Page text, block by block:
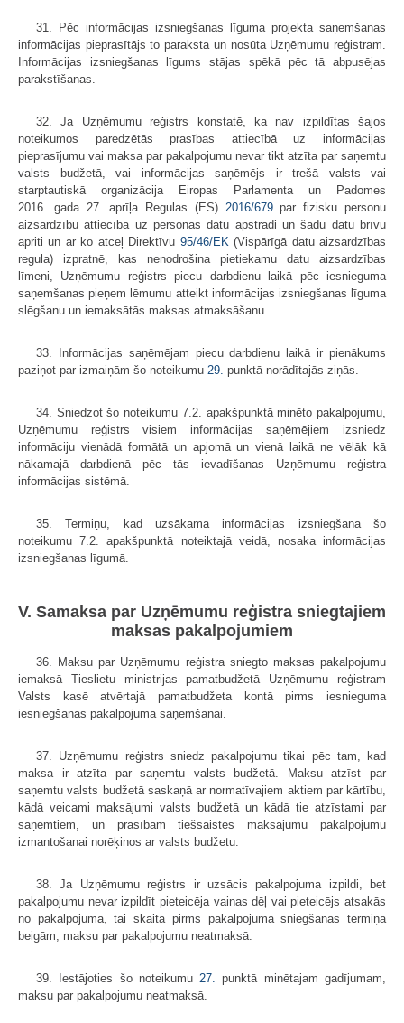
31. Pēc informācijas izsniegšanas līguma projekta saņemšanas
informācijas pieprasītājs to paraksta un nosūta Uzņēmumu reģistram.
Informācijas izsniegšanas līgums stājas spēkā pēc tā abpusējas
parakstīšanas.
32. Ja Uzņēmumu reģistrs konstatē, ka nav izpildītas šajos
noteikumos paredzētās prasības attiecībā uz informācijas
pieprasījumu vai maksa par pakalpojumu nevar tikt atzīta par saņemtu
valsts budžetā, vai informācijas saņēmējs ir trešā valsts vai
starptautiskā organizācija Eiropas Parlamenta un Padomes
2016. gada 27. aprīļa Regulas (ES) 2016/679par fizisku personu
aizsardzību attiecībā uz personas datu apstrādi un šādu datu brīvu
apriti un ar ko atceļ Direktīvu 95/46/EK (Vispārīgā datu aizsardzības
regula) izpratnē, kas nenodrošina pietiekamu datu aizsardzības
līmeni, Uzņēmumu reģistrs piecu darbdienu laikā pēc iesnieguma
saņemšanas pieņem lēmumu atteikt informācijas izsniegšanas līguma
slēgšanu un iemaksātās maksas atmaksāšanu.
33. Informācijas saņēmējam piecu darbdienu laikā ir pienākums
paziņot par izmaiņām šo noteikumu 29. punktā norādītajās ziņās.
34. Sniedzot šo noteikumu 7.2. apakšpunktā minēto pakalpojumu,
Uzņēmumu reģistrs visiem informācijas saņēmējiem izsniedz
informāciju vienādā formātā un apjomā un vienā laikā ne vēlāk kā
nākamajā darbdienā pēc tās ievadīšanas Uzņēmumu reģistra
informācijas sistēmā.
35. Termiņu, kad uzsākama informācijas izsniegšana šo
noteikumu 7.2. apakšpunktā noteiktajā veidā, nosaka informācijas
izsniegšanas līgumā.
V. Samaksa par Uzņēmumu reģistra sniegtajiem
maksas pakalpojumiem
36. Maksu par Uzņēmumu reģistra sniegto maksas pakalpojumu
iemaksā Tieslietu ministrijas pamatbudžetā Uzņēmumu reģistram
Valsts kasē atvērtajā pamatbudžeta kontā pirms iesnieguma
iesniegšanas pakalpojuma saņemšanai.
37. Uzņēmumu reģistrs sniedz pakalpojumu tikai pēc tam, kad
maksa ir atzīta par saņemtu valsts budžetā. Maksu atzīst par
saņemtu valsts budžetā saskaņā ar normatīvajiem aktiem par kārtību,
kādā veicami maksājumi valsts budžetā un kādā tie atzīstami par
saņemtiem, un prasībām tiešsaistes maksājumu pakalpojumu
izmantošanai norēķinos ar valsts budžetu.
38. Ja Uzņēmumu reģistrs ir uzsācis pakalpojuma izpildi, bet
pakalpojumu nevar izpildīt pieteicēja vainas dēļ vai pieteicējs atsakās
no pakalpojuma, tai skaitā pirms pakalpojuma sniegšanas termiņa
beigām, maksu par pakalpojumu neatmaksā.
39. Iestājoties šo noteikumu27. punktā minētajam gadījumam,
maksu par pakalpojumu neatmaksā.